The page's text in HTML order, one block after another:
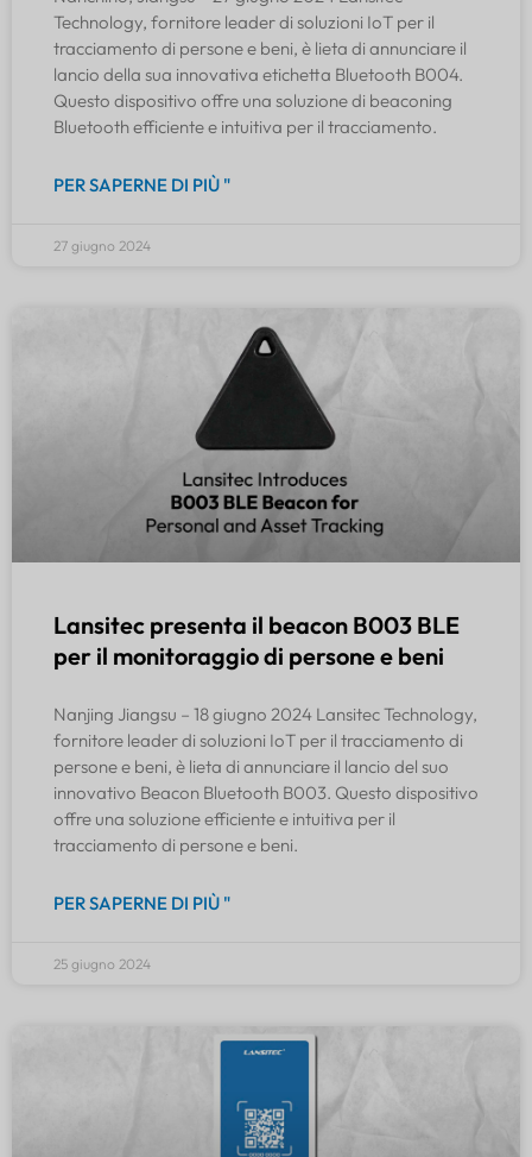
Technology, fornitore leader di soluzioni IoT per il
tracciamento di persone e beni, è lieta di annunciare il
lancio della sua innovativa etichetta Bluetooth B004.
Questo dispositivo offre una soluzione di beaconing
Bluetooth efficiente e intuitiva per il tracciamento.
PER SAPERNE DI PIÙ "
27 giugno 2024
Lansitec presenta il beacon B003 BLE
per il monitoraggio di persone e beni
Nanjing Jiangsu – 18 giugno 2024 Lansitec Technology,
fornitore leader di soluzioni IoT per il tracciamento di
persone e beni, è lieta di annunciare il lancio del suo
innovativo Beacon Bluetooth B003. Questo dispositivo
offre una soluzione efficiente e intuitiva per il
tracciamento di persone e beni.
PER SAPERNE DI PIÙ "
25 giugno 2024